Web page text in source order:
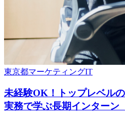
東京都マーケティングIT
未経験OK！トップレベル
実務で学ぶ長期インターン